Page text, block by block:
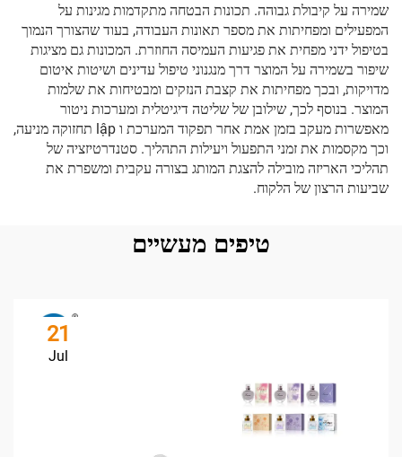
שמירה על קיבולת גבוהה. תכונות הבטחה מתקדמות מגינות על
המפעילים ומפחיתות את מספר תאונות העבודה, בעוד שהצורך הנמוך
בטיפול ידני מפחית את פגיעות העמיסה החוזרת. המכונות גם מציגות
שיפור בשמירה על המוצר דרך מנגנוני טיפול עדינים ושיטות איטום
מדויקות, ובכך מפחיתות את קצבת הנזקים ומבטיחות את שלמות
המוצר. בנוסף לכך, שילובן של שליטה דיגיטלית ומערכות ניטור
מאפשרות מעקב בזמן אמת אחר תפקוד המערכת ו lập תחזוקה מניעה,
וכך מקסמות את זמני התפעול ויעילות התהליך. סטנדרטיזציה של
תהליכי האריזה מובילה להצגת המותג בצורה עקבית ומשפרת את
שביעות הרצון של הלקוח.
טיפים מעשיים
21
Jul